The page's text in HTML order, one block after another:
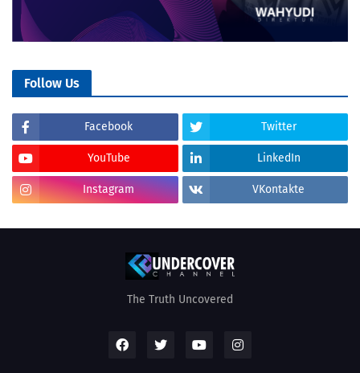
Follow Us
Facebook Twitter
YouTube LinkedIn
Instagram VKontakte
The Truth Uncovered